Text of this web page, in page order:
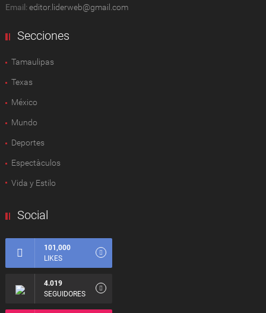
Email: editor.liderweb@gmail.com
Secciones
Tamaulipas
Texas
México
Mundo
Deportes
Espectàculos
Vida y Estilo
Social
101,000
LIKES
4.019
SEGUIDORES